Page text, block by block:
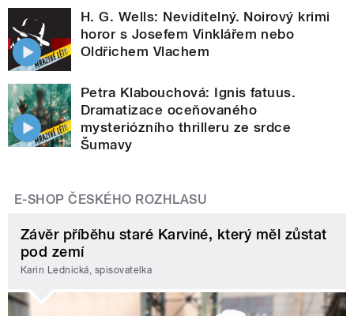
H. G. Wells: Neviditelný. Noirový krimi
horor s Josefem Vinklářem nebo
Oldřichem Vlachem
Petra Klabouchová: Ignis fatuus.
Dramatizace oceňovaného
mysteriózního thrilleru ze srdce
Šumavy
E-SHOP ČESKÉHO ROZHLASU
Závěr příběhu staré Karviné, který měl zůstat
pod zemí
Karin Lednická, spisovatelka